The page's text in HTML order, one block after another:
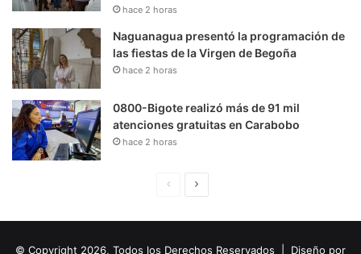
hace 2 horas
Naguanagua presentó la programación de
las fiestas de la Virgen de Begoña
hace 2 horas
0800-Bigote realizó más de 91 mil
atenciones gratuitas en Carabobo
hace 2 horas
© Copyright 2026, Todos los Derechos Reservados | Diseño por